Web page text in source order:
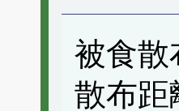
被食散
散布距